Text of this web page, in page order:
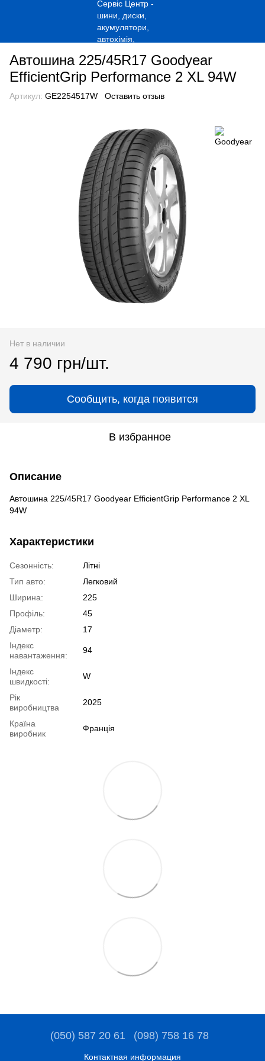
Автошина 225/45R17 Goodyear
EfficientGrip Performance 2 XL 94W
Артикул: GE2254517W Оставить отзыв
Нет в наличии
4 790 грн/шт.
Сообщить, когда появится
В избранное
Описание
Автошина 225/45R17 Goodyear EfficientGrip Performance 2 XL
94W
Характеристики
Сезонність:
Літні
Тип авто:
Легковий
Ширина:
225
Профіль:
45
Діаметр:
17
Індекс
навантаження:
94
Індекс
швидкості:
W
Рік
виробництва
2025
Країна
виробник
Франція
(050) 587 20 61 (098) 758 16 78
Контактная информация